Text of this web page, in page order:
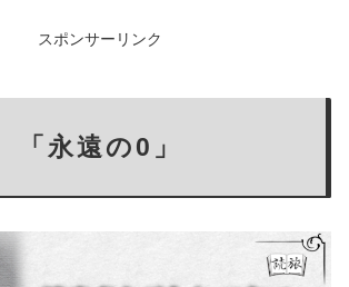
スポンサーリンク
「永遠の0」